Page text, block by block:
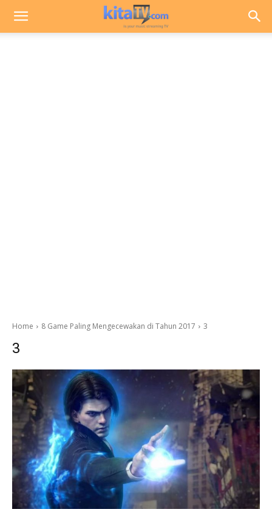
Home 8 Game Paling Mengecewakan di Tahun 2017 3
3